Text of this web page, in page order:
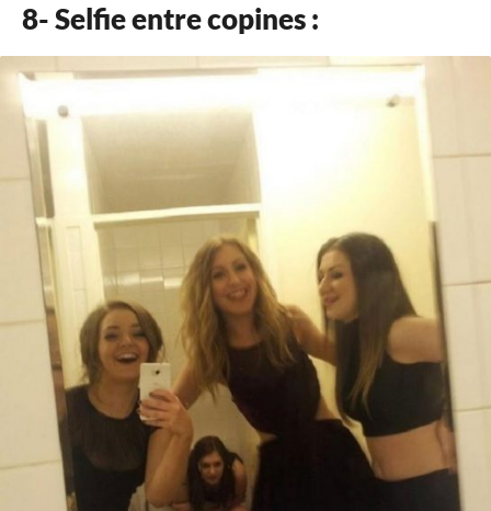
8- Selfie entre copines :